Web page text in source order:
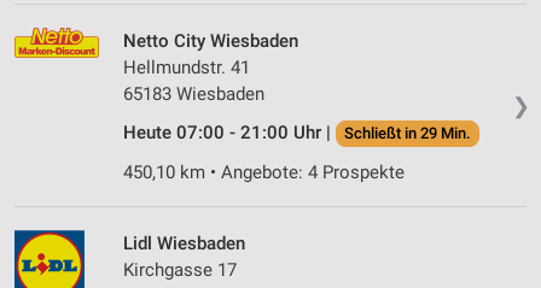
❯
Netto City Wiesbaden
Hellmundstr. 41
65183 Wiesbaden
Heute 07:00 - 21:00 Uhr |
Schließt in 29 Min.
450,10 km • Angebote: 4 Prospekte
Lidl Wiesbaden
Kirchgasse 17